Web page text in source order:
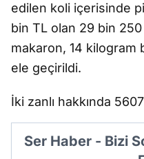
edilen koli içerisinde
bin TL olan 29 bin
makaron, 14
ele geçirildi.
İki zanlı hakkında
Ser Haber - Bizi